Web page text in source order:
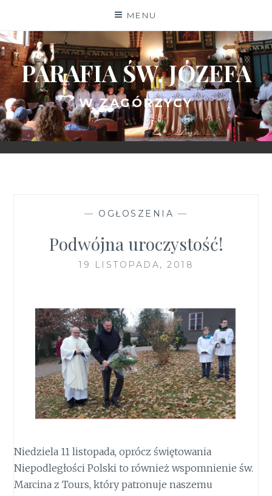
content
MENU
PARAFIA ŚW. JÓZEFA
W ZAGÓRZYCY
— OGŁOSZENIA —
Podwójna uroczystość!
19 LISTOPADA, 2018
Niedziela 11 listopada, oprócz świętowania
Niepodległości Polski to również wspomnienie św.
Marcina z Tours, który patronuje naszemu